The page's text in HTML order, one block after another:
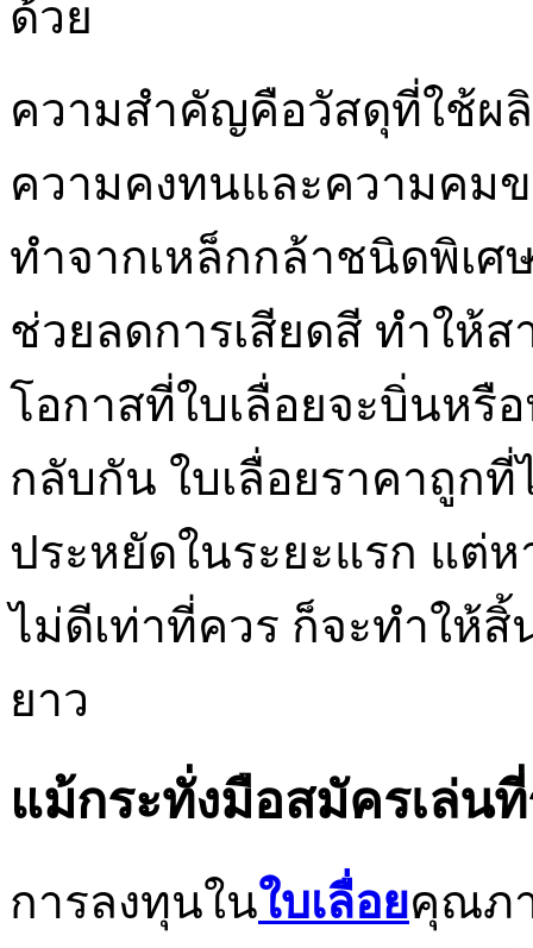
ด้วย
ความสำคัญคือวัสดุที่ใช้ผ
ความคงทนและความคม
ทำจากเหล็กกล้าชนิดพิเศ
ช่วยลดการเสียดสี ทำให้
โอกาสที่ใบเลื่อยจะบิ่นหรื
กลับกัน ใบเลื่อยราคาถูก
ประหยัดในระยะแรก แต่
ไม่ดีเท่าที่ควร ก็จะทำให้สิ้
ยาว
แม้กระทั่งมือสมัครเล่น
การลงทุนในใบเลื่อยคุณภ